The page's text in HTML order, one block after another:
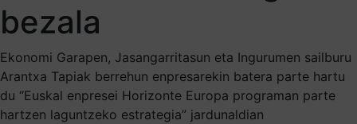
bezala
Ekonomi Garapen, Jasangarritasun eta Ingurumen sailburu
Arantxa Tapiak berrehun enpresarekin batera parte hartu
du “Euskal enpresei Horizonte Europa programan parte
hartzen laguntzeko estrategia” jardunaldian